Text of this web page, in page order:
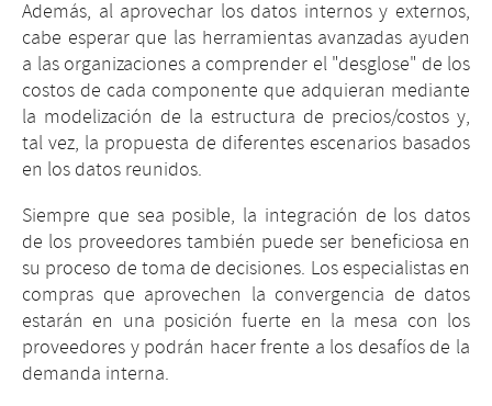
Además, al aprovechar los datos internos y externos,
cabe esperar que las herramientas avanzadas ayuden
a las organizaciones a comprender el "desglose" de los
costos de cada componente que adquieran mediante
la modelización de la estructura de precios/costos y,
tal vez, la propuesta de diferentes escenarios basados
en los datos reunidos.
Siempre que sea posible, la integración de los datos
de los proveedores también puede ser beneficiosa en
su proceso de toma de decisiones. Los especialistas en
compras que aprovechen la convergencia de datos
estarán en una posición fuerte en la mesa con los
proveedores y podrán hacer frente a los desafíos de la
demanda interna.